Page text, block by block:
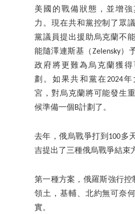
美國的戰備狀態，並增
力。現在共和黨控制了眾
黨議員提出援助烏克蘭不
能隨澤連斯基（Zelensky）
政府將更難為烏克蘭獲
劃。如果共和黨在2024年
宮，對烏克蘭將可能發生
候準備一個B計劃了。
去年，俄烏戰爭打到100多
吉提出了三種俄烏戰爭結束
第一種方案，俄羅斯強行控
領土，基輔、北約無可奈
實。